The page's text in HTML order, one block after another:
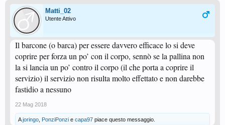
Matti_02
Utente Attivo
Il barcone (o barca) per essere davvero efficace lo si deve
coprire per forza un po’ con il corpo, sennò se la pallina non
la si lancia un po’ contro il corpo (il che porta a coprire il
servizio) il servizio non risulta molto effettato e non darebbe
fastidio a nessuno
22 Mag 2018
Ajoringo PonziPonzi e capa97 piace questo messaggio.